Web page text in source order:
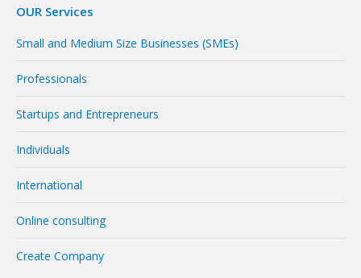
OUR Services
Small and Medium Size Businesses (SMEs)
Professionals
Startups and Entrepreneurs
Individuals
International
Online consulting
Create Company